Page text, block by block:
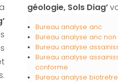
géologie, Sols Diag’
Bureau analyse anc
Bureau analyse anc
Bureau analyse
Bureau analyse
conforme
Bureau analyse biotretre